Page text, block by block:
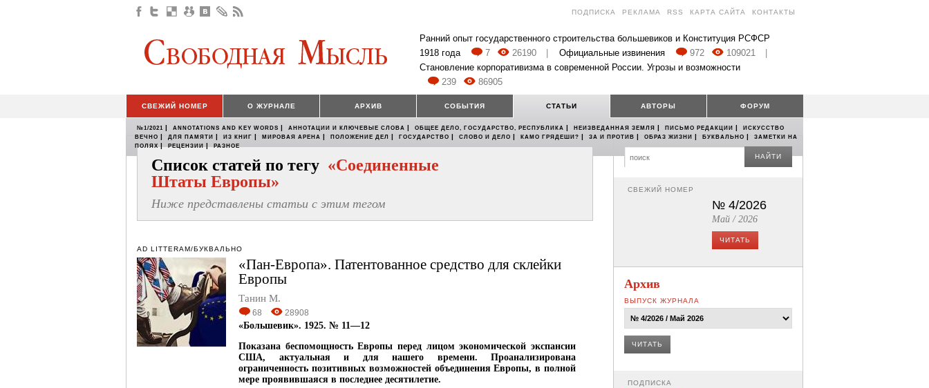
ПОДПИСКА РЕКЛАМА RSS КАРТА САЙТА КОНТАКТЫ
Ранний опыт государственного строительства большевиков и Конституция РСФСР
1918 года
7 26190 Официальные извинения 972 109021
Становление корпоративизма в современной России. Угрозы и возможности
239
86905
СВЕЖИЙ НОМЕР О ЖУРНАЛЕ АРХИВ СОБЫТИЯ СТАТЬИ АВТОРЫ ФОРУМ
№1/2021 | ANNOTATIONS AND KEY WORDS | АННОТАЦИИ И КЛЮЧЕВЫЕ СЛОВА | ОБЩЕЕ ДЕЛО, ГОСУДАРСТВО, РЕСПУБЛИКА | НЕИЗВЕДАННАЯ ЗЕМЛЯ | ПИСЬМО РЕДАКЦИИ |
ИСКУССТВО
ВЕЧНО | ДЛЯ ПАМЯТИ | ИЗ КНИГ | МИРОВАЯ АРЕНА | ПОЛОЖЕНИЕ ДЕЛ | ГОСУДАРСТВО | СЛОВО И ДЕЛО | КАМО ГРЯДЕШИ? | ЗА И ПРОТИВ | ОБРАЗ ЖИЗНИ | БУКВАЛЬНО |
ЗАМЕТКИ НА
ПОЛЯХ | РЕЦЕНЗИИ | РАЗНОЕ
Список статей по тегу «Соединенные
Штаты Европы»
Ниже представлены статьи с этим тегом
AD LITTERAM/БУКВАЛЬНО
«Пан-Европа». Патентованное средство для склейки
Европы
Танин М.
68 28908
«Большевик». 1925. № 11—12
Показана беспомощность Европы перед лицом экономической экспансии
США, актуальная и для нашего времени. Проанализирована
ограниченность позитивных возможностей объединения Европы, в полной
мере проявившаяся в последнее десятилетие.
НАЙТИ
СВЕЖИЙ НОМЕР
№ 4/2026
Май / 2026
ЧИТАТЬ
Архив
ВЫПУСК ЖУРНАЛА
ЧИТАТЬ
ПОДПИСКА